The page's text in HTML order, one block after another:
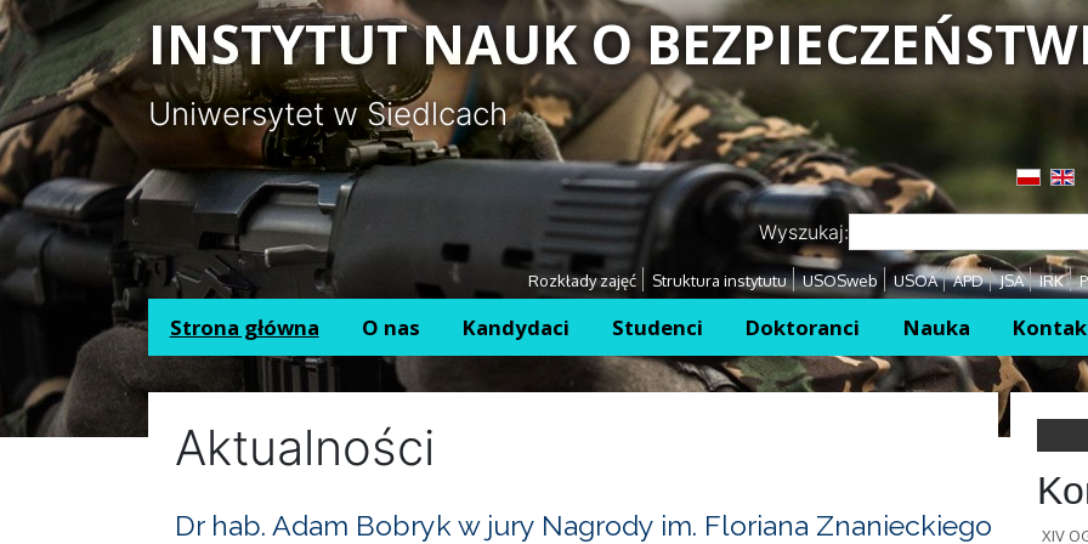
Panel zarządzania plikami cookies
INSTYTUT NAUK O
Uniwersytet w Siedlcach
Przejdź
Przejdź
Wyszukaj:
Rozkłady zajęć Struktura instytutu USOSweb USOA APD JSA IRK
Strona główna O nas Kandydaci Studenci Doktoranci Nauka
Aktualności
Dr hab. Adam Bobryk w jury Nagrody im. Floriana Znanieckiego XIV